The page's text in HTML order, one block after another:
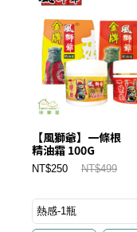
【風獅爺】一條根
精油霜 100G
NT$250 NT$499